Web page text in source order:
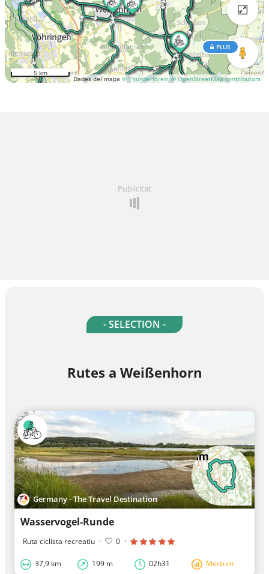
Dades del mapa © Thunderforest © OpenStreetMap contributors
PLUS
5 km
Publicitat
- SELECTION -
Rutes a Weißenhorn
Germany - The Travel Destination
Wasservogel-Runde
Ruta ciclista recreatiu · 0 ·
37,9 km 199 m 02h31 Medium